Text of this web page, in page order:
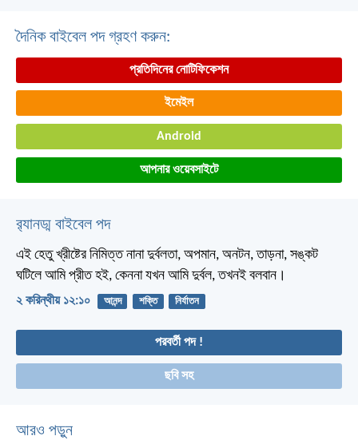
দৈনিক বাইবেল পদ গ্রহণ করুন:
প্রতিদিনের নোটিফিকেশন
ইমেইল
Android
আপনার ওয়েবসাইটে
র‌্যানড্ম বাইবেল পদ
এই হেতু খ্রীষ্টের নিমিত্ত নানা দুর্বলতা, অপমান, অনটন, তাড়না, সঙ্কট
ঘটিলে আমি প্রীত হই, কেননা যখন আমি দুর্বল, তখনই বলবান।
২ করিন্থীয় ১২:১০ আনন্দ শক্তি নির্যাতন
পরবর্তী পদ !
ছবি সহ
আরও পড়ুন